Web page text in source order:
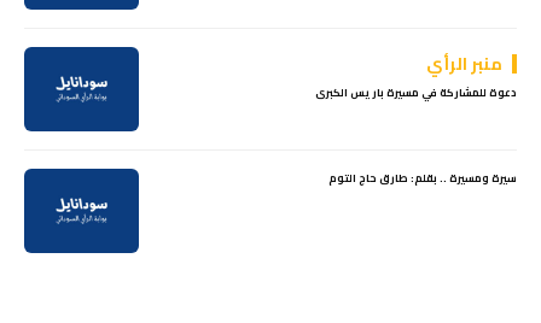
منبر الرأي
دعوة للمشاركة في مسيرة باريس الكبرى
سيرة ومسيرة .. بقلم: طارق حاج التوم